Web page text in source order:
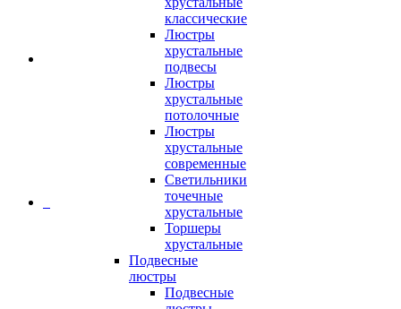
классические
Люстры
хрустальные
подвесы
Люстры
хрустальные
потолочные
Люстры
хрустальные
современные
Светильники
точечные
хрустальные
Торшеры
хрустальные
Подвесные
люстры
Подвесные